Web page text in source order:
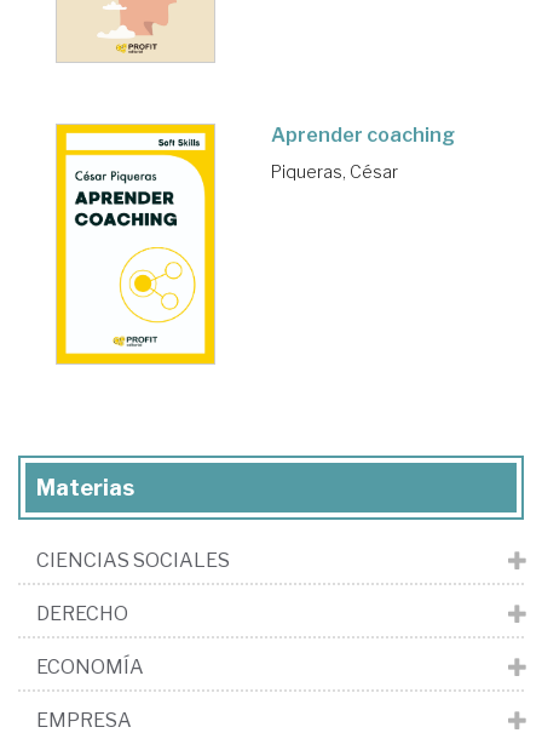
Aprender coaching
Piqueras, César
Materias
CIENCIAS SOCIALES
DERECHO
ECONOMÍA
EMPRESA